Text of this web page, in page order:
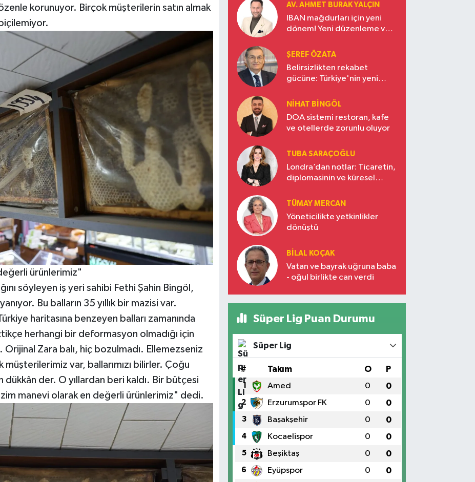
korunuyor. Birçok müşterilerin satın almak
ürünlerimiz"
söyleyen iş yeri sahibi Fethi Şahin Bingöl,
Bu balların 35 yıllık bir mazisi var.
haritasına benzeyen balları zamanında
herhangi bir deformasyon olmadığı için
Zara balı, hiç bozulmadı. Ellemezseniz
var, ballarımızı bilirler. Çoğu
dükkân der. O yıllardan beri kaldı. Bir bütçesi
manevi olarak en değerli ürünlerimiz" dedi.
AV. AHMET BURAK YALÇIN
IBAN mağdurları için yeni
dönem! Yeni düzenleme ve
ŞEREF ÖZATA
Belirsizlikten rekabet
gücüne: Türkiye'nin yeni
NIHAT BINGÖL
DOA sistemi restoran, kafe
ve otellerde zorunlu oluyor
TUBA SARAÇOĞLU
Londra’dan notlar: Ticaretin,
diplomasinin ve küresel
Türkiye’nin yükselen gücü
TÜMAY MERCAN
Yöneticilikte yetkinlikler
dönüştü
BILAL KOÇAK
Vatan ve bayrak uğruna baba
- oğul birlikte can verdi
Süper Lig Puan Durumu
Süper Lig
# Takım O P
1 Amed 0 0
2 Erzurumspor FK 0 0
3 Başakşehir 0 0
4 Kocaelispor 0 0
5 Beşiktaş 0 0
6 Eyüpspor 0 0